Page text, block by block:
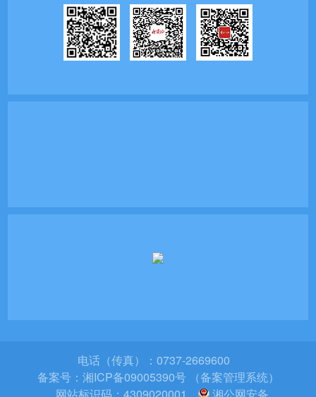
电话（传真）：0737-2669600
备案号： 湘ICP备09005390号 （备案管理系统）